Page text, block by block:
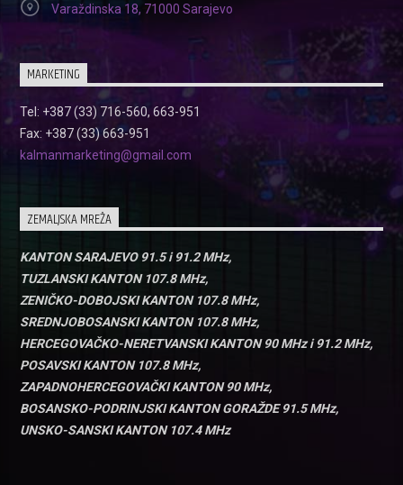
Varaždinska 18, 71000 Sarajevo
MARKETING
Tel: +387 (33) 716-560, 663-951
Fax: +387 (33) 663-951
kalmanmarketing@gmail.com
ZEMALJSKA MREŽA
KANTON SARAJEVO 91.5 i 91.2 MHz,
TUZLANSKI KANTON 107.8 MHz,
ZENIČKO-DOBOJSKI KANTON 107.8 MHz,
SREDNJOBOSANSKI KANTON 107.8 MHz,
HERCEGOVAČKO-NERETVANSKI KANTON 90 MHz i 91.2 MHz,
POSAVSKI KANTON 107.8 MHz,
ZAPADNOHERCEGOVAČKI KANTON 90 MHz,
BOSANSKO-PODRINJSKI KANTON GORAŽDE 91.5 MHz,
UNSKO-SANSKI KANTON 107.4 MHz